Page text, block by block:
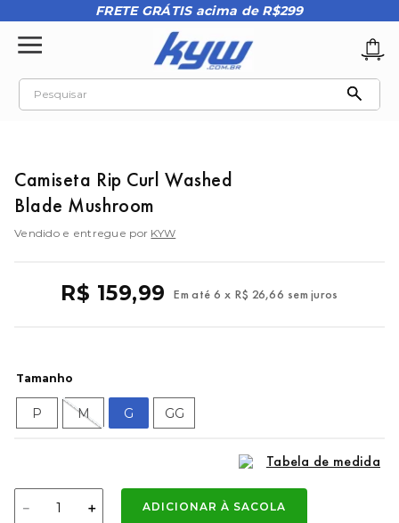
FRETE GRÁTIS acima de R$299
Pesquisar
Camiseta Rip Curl Washed
Blade Mushroom
Vendido e entregue por KYW
R$ 159,99 Em até 6 x R$ 26,66 sem juros
Tamanho
P M G GG
Tabela de medida
＋
－ ADICIONAR À SACOLA
2º oakley
kenner
8º regata masculina
9º kenner rakka